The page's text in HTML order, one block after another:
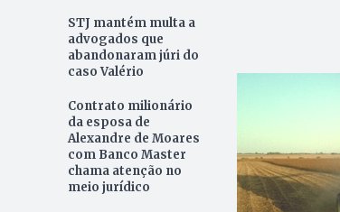
STJ mantém multa a
advogados que
abandonaram júri do
caso Valério
Contrato milionário
da esposa de
Alexandre de Moares
com Banco Master
chama atenção no
meio jurídico